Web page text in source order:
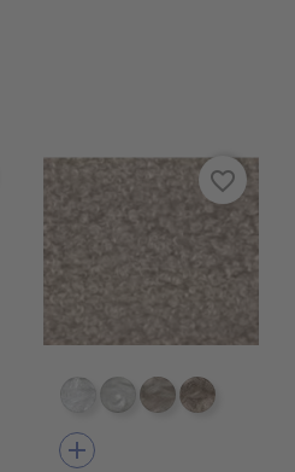
TA5300 BLANC
TA5301 CREME
TA5302 LIN
TA5303
add
favorite_border